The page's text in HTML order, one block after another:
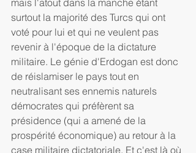
mais l'atout dans la manche étant
surtout la majorité des Turcs qui ont
voté pour lui et qui ne veulent pas
revenir à l'époque de la dictature
militaire. Le génie d'Erdogan est donc
de réislamiser le pays tout en
neutralisant ses ennemis naturels
démocrates qui préfèrent sa
présidence (qui a amené de la
prospérité économique) au retour à la
case militaire dictatoriale. Et c'est là où